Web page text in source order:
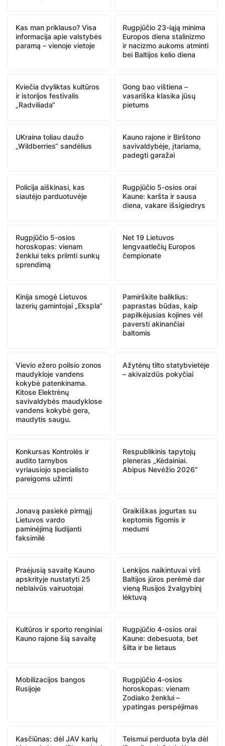
Kas man priklauso? Visa
informacija apie valstybės
paramą – vienoje vietoje
Rugpjūčio 23-iąją minima
Europos diena stalinizmo
ir nacizmo aukoms atminti
bei Baltijos kelio diena
Kviečia dvyliktas kultūros
ir istorijos festivalis
„Radviliada“
Gong bao vištiena –
vasariška klasika jūsų
pietums
UKraina toliau daužo
„Wildberries“ sandėlius
Kauno rajone ir Birštono
savivaldybėje, įtariama,
padegti garažai
Policija aiškinasi, kas
siautėjo parduotuvėje
Rugpjūčio 5-osios orai
Kaune: karšta ir sausa
diena, vakare išsigiedrys
Rugpjūčio 5-osios
horoskopas: vienam
ženklui teks priimti sunkų
sprendimą
Net 19 Lietuvos
lengvaatlečių Europos
čempionate
Kinija smogė Lietuvos
lazerių gamintojai „Ekspla“
Pamirškite baliklius:
paprastas būdas, kaip
papilkėjusias kojines vėl
paversti akinančiai
baltomis
Vievio ežero poilsio zonos
maudykloje vandens
kokybė patenkinama.
Kitose Elektrėnų
savivaldybės maudyklose
vandens kokybė gera,
maudytis saugu.
Ažytėnų tilto statybvietėje
– akivaizdūs pokyčiai
Konkursas Kontrolės ir
audito tarnybos
vyriausiojo specialisto
pareigoms užimti
Respublikinis tapytojų
pleneras „Kėdainiai.
Abipus Nevėžio 2026“
Jonavą pasiekė pirmąjį
Lietuvos vardo
paminėjimą liudijanti
faksimilė
Graikiškas jogurtas su
keptomis figomis ir
medumi
Praėjusią savaitę Kauno
apskrityje nustatyti 25
neblaivūs vairuotojai
Lenkijos naikintuvai virš
Baltijos jūros perėmė dar
vieną Rusijos žvalgybinį
lėktuvą
Kultūros ir sporto renginiai
Kauno rajone šią savaitę
Rugpjūčio 4-osios orai
Kaune: debesuota, bet
šilta ir be lietaus
Mobilizacijos bangos
Rusijoje
Rugpjūčio 4-osios
horoskopas: vienam
Zodiako ženklui –
ypatingas perspėjimas
Kasčiūnas: dėl JAV karių
Teismui perduota byla dėl